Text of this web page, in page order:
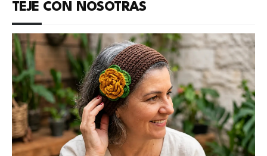
TEJE CON NOSOTRAS